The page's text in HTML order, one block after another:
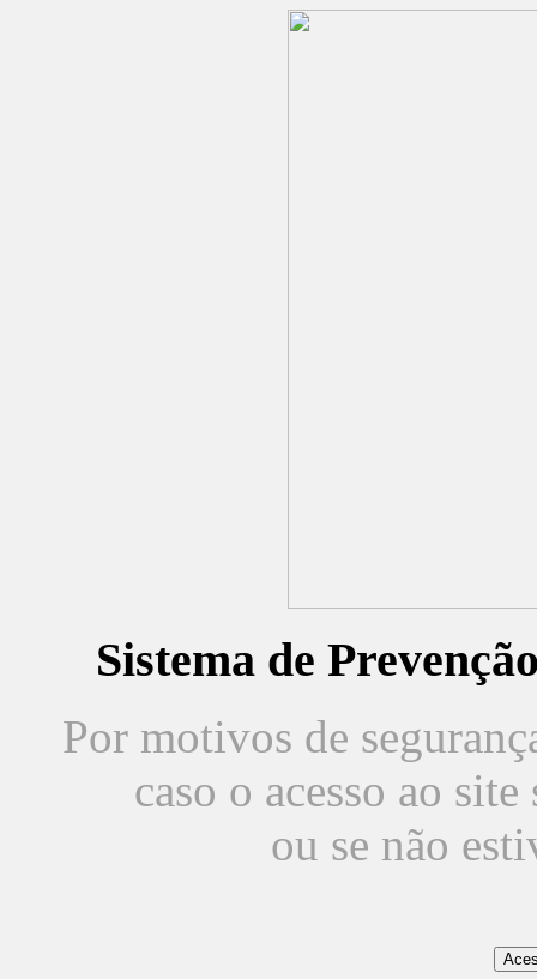
Sistema de
Por motivos de
caso o acesso ao
ou se não